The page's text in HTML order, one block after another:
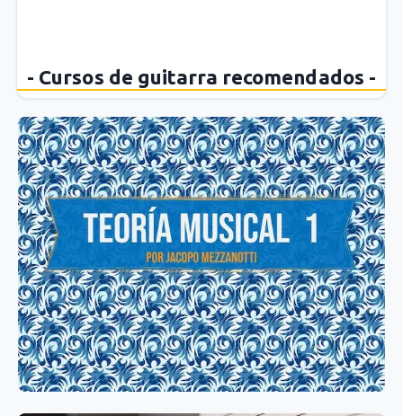
- Cursos de guitarra recomendados -